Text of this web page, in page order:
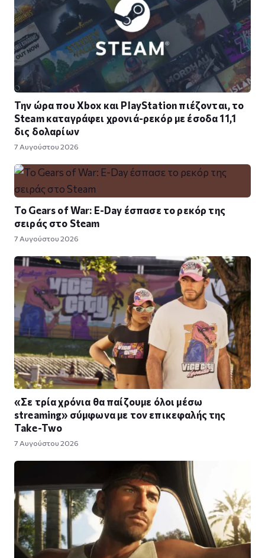
Την ώρα που Xbox και PlayStation πιέζονται, το
Steam καταγράφει χρονιά-ρεκόρ με έσοδα 11,1
δις δολαρίων
7 Αυγούστου 2026
Το Gears of War: E-Day έσπασε το ρεκόρ της
σειράς στο Steam
7 Αυγούστου 2026
«Σε τρία χρόνια θα παίζουμε όλοι μέσω
streaming» σύμφωνα με τον επικεφαλής της
Take-Two
7 Αυγούστου 2026